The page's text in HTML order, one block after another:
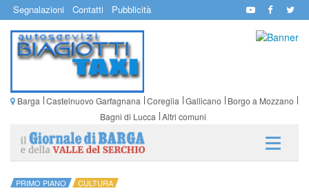
Segnalazioni Contatti Pubblicità
Barga Castelnuovo Garfagnana Coreglia Gallicano
Borgo a Mozzano
Bagni di Lucca Altri comuni
PRIMO PIANO CULTURA